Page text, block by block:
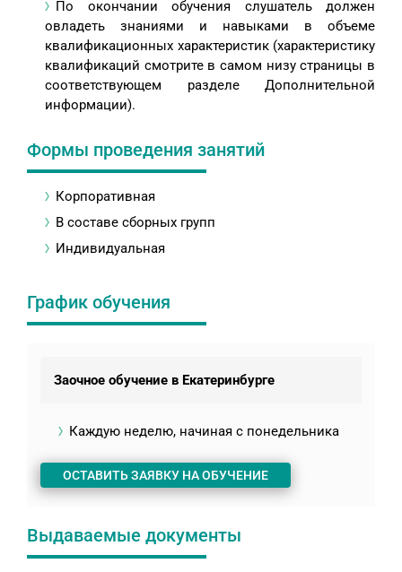
По окончании обучения слушатель должен
овладеть знаниями и навыками в объеме
квалификационных характеристик (характеристику
квалификаций смотрите в самом низу страницы в
соответствующем разделе Дополнительной
информации).
Формы проведения занятий
Корпоративная
В составе сборных групп
Индивидуальная
График обучения
Заочное обучение в Екатеринбурге
Каждую неделю, начиная с понедельника
ОСТАВИТЬ ЗАЯВКУ НА ОБУЧЕНИЕ
Выдаваемые документы